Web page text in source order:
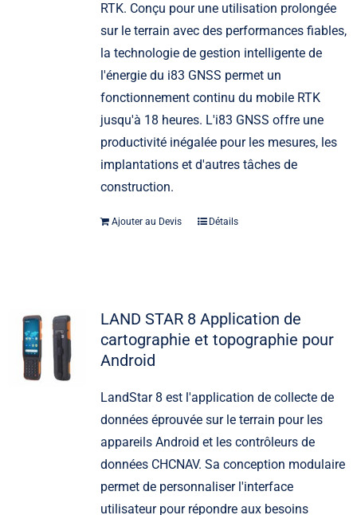
RTK. Conçu pour une utilisation prolongée
sur le terrain avec des performances fiables,
la technologie de gestion intelligente de
l'énergie du i83 GNSS permet un
fonctionnement continu du mobile RTK
jusqu'à 18 heures. L'i83 GNSS offre une
productivité inégalée pour les mesures, les
implantations et d'autres tâches de
construction.
Ajouter au Devis Détails
LAND STAR 8 Application de
cartographie et topographie pour
Android
LandStar 8 est l'application de collecte de
données éprouvée sur le terrain pour les
appareils Android et les contrôleurs de
données CHCNAV. Sa conception modulaire
permet de personnaliser l'interface
utilisateur pour répondre aux besoins